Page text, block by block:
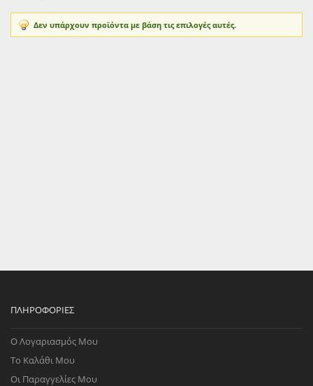
Δεν υπάρχουν προϊόντα με βάση τις επιλογές αυτές.
ΠΛΗΡΟΦΟΡΊΕΣ
Ο Λογαριασμός Μου
Το Καλάθι Μου
Οι Παραγγελίες Μου